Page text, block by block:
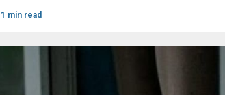
1 min read